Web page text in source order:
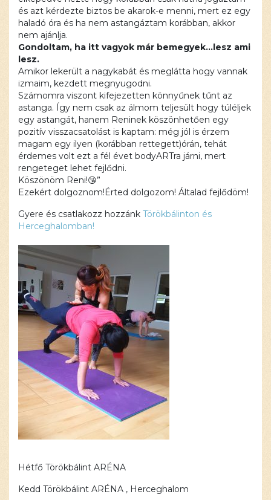
és azt kérdezte biztos be akarok-e menni, mert ez egy
haladó óra és ha nem astangáztam korábban, akkor
nem ajánlja.
Gondoltam, ha itt vagyok már bemegyek…lesz ami
lesz.
Amikor lekerült a nagykabát és meglátta hogy vannak
izmaim, kezdett megnyugodni.
Számomra viszont kifejezetten könnyűnek tűnt az
astanga. Így nem csak az álmom teljesült hogy túléljek
egy astangát, hanem Reninek köszönhetően egy
pozitív visszacsatolást is kaptam: még jól is érzem
magam egy ilyen (korábban rettegett)órán, tehát
érdemes volt ezt a fél évet bodyARTra járni, mert
rengeteget lehet fejlődni.
Köszönöm Reni!😘”
Ezekért dolgoznom!Érted dolgozom! Általad fejlődöm!
Gyere és csatlakozz hozzánk Törökbálinton és
Herceghalomban!
Hétfő Törökbálint ARÉNA
Kedd Törökbálint ARÉNA , Herceghalom